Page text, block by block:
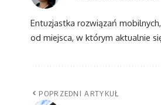
Entuzjastka rozwiązań
od miejsca, w którym aktualnie
POPRZEDNI ARTYKUŁ